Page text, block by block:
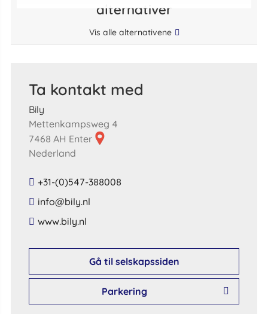
alternativer
Vis alle alternativene
Ta kontakt med
Bily
Mettenkampsweg 4
7468 AH Enter
Nederland
+31-(0)547-388008
​info​@​bily​.​nl​
​www​.​bily​.​nl​
Gå til selskapssiden
Parkering